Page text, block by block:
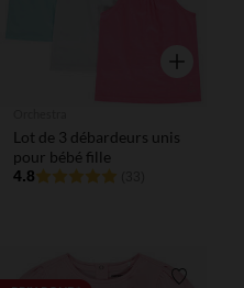
Aperçu
Lot de 3 débardeurs unis
pour bébé fille
4.8